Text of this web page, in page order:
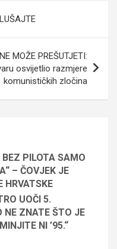
MOŽE PREŠUTJETI:
osvijetlio razmjere
komunističkih zločina
BEZ PILOTA SAMO
– ČOVJEK JE
HRVATSKE
UOČI 5.
NE ZNATE ŠTO JE
NI ’95.“